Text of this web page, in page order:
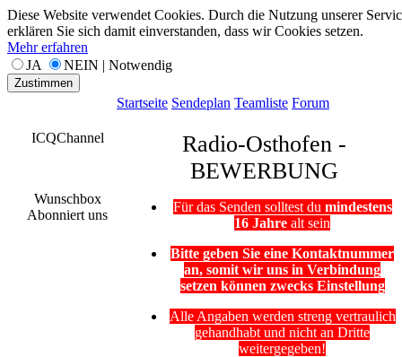
Diese Website verwendet Cookies. Durch die Nutzung unserer
erklären Sie sich damit einverstanden, dass wir Cookies setzen.
Mehr erfahren
JA
NEIN | Notwendig
Zustimmen
Startseite Sendeplan Teamliste Forum
ICQChannel
Wunschbox
Abonniert uns
Radio-Osthofen -
BEWERBUNG
Für das Senden solltest du mindestens
16 Jahre alt sein
Bitte geben Sie eine Kontaktnummer
an, somit wir uns in Verbindung
setzen können zwecks Einstellung
Alle Angaben werden streng vertraulich
gehandhabt und nicht an Dritte
weitergegeben!